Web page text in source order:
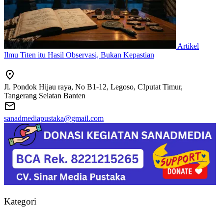
Artikel
Ilmu Titen itu Hasil Observasi, Bukan Kepastian
Jl. Pondok Hijau raya, No B1-12, Legoso, CIputat Timur,
Tangerang Selatan Banten
sanadmediapustaka@gmail.com
Kategori